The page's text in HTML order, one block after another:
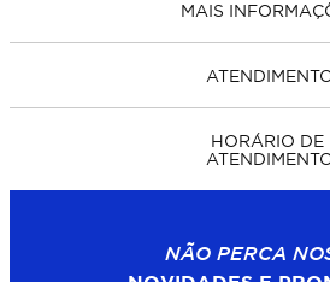
MAIS
HORÁRIO DE
NÃO PERCA